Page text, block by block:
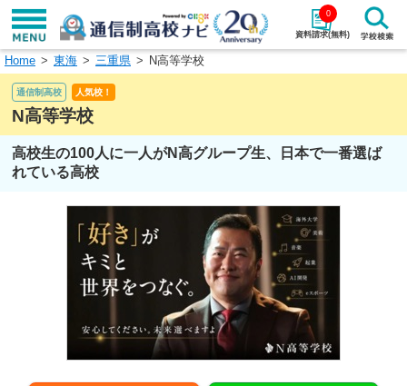
資料請求(無料)
0
学校名で探す
エリアから探す 特徴から探す
北海道・東北
北陸・甲信越
中国
Home 東海 三重県 N高等学校
通信制高校 人気校！
N高等学校
高校生の100人に一人がN高グループ生、日本で一番選ば
れている高校